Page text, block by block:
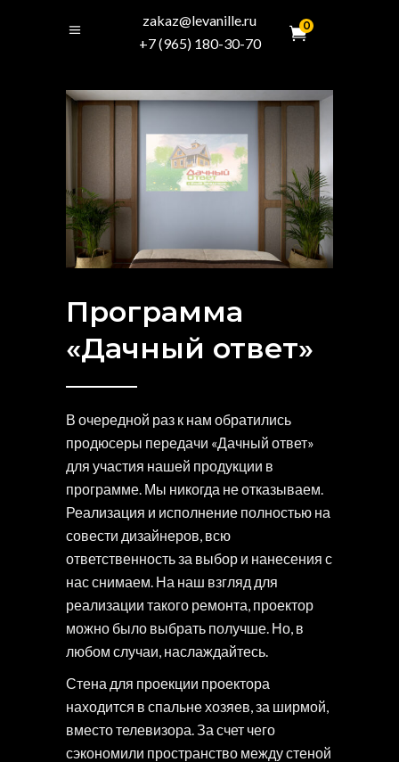
zakaz@levanille.ru
+7 (965) 180-30-70
0
Программа
«Дачный ответ»
В очередной раз к нам обратились
продюсеры передачи «Дачный ответ»
для участия нашей продукции в
программе. Мы никогда не отказываем.
Реализация и исполнение полностью на
совести дизайнеров, всю
ответственность за выбор и нанесения с
нас снимаем. На наш взгляд для
реализации такого ремонта, проектор
можно было выбрать получше. Но, в
любом случаи, наслаждайтесь.
Стена для проекции проектора
находится в спальне хозяев, за ширмой,
вместо телевизора. За счет чего
сэкономили пространство между стеной